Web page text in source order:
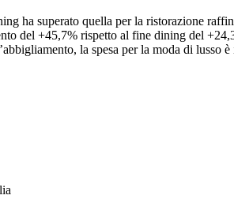
ha superato quella per la ristorazione
del +45,7% rispetto al fine dining del
la spesa per la moda di lusso